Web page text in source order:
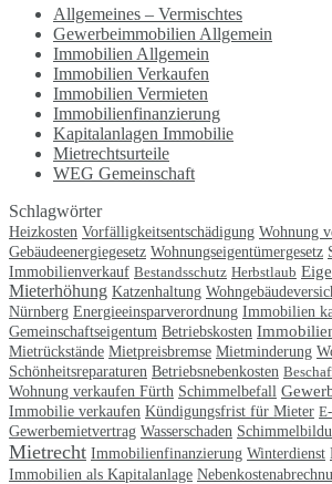
Allgemeines – Vermischtes
Gewerbeimmobilien Allgemein
Immobilien Allgemein
Immobilien Verkaufen
Immobilien Vermieten
Immobilienfinanzierung
Kapitalanlagen Immobilie
Mietrechtsurteile
WEG Gemeinschaft
Schlagwörter
Heizkosten Vorfälligkeitsentschädigung Wohnung
Gebäudeenergiegesetz Wohnungseigentümergesetz
Immobilienverkauf Bestandsschutz Herbstlaub
Mieterhöhung Katzenhaltung
Nürnberg Energieeinsparverordnung Immobilien
Gemeinschaftseigentum Betriebskosten
Mietrückstände Mietpreisbremse Mietminderung
Schönheitsreparaturen Betriebsnebenkosten
Wohnung verkaufen Fürth Schimmelbefall
Immobilie verkaufen Kündigungsfrist für Mieter
Gewerbemietvertrag Wasserschaden
Mietrecht Immobilienfinanzierung Winterdienst
Immobilien als Kapitalanlage